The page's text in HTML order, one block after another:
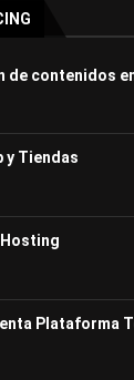
de contenidos
y Tiendas
Plataforma